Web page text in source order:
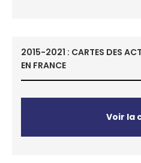
2015-2021 : CARTES DES
EN FRANCE
Voir la